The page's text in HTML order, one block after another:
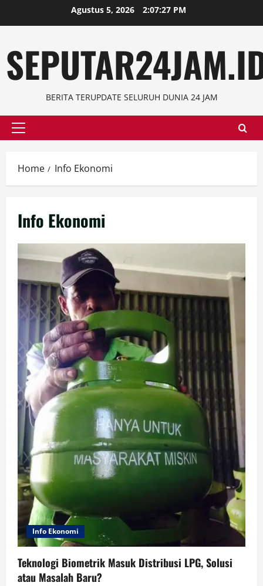
to
Agustus 5, 2026 2:07:28 PM
BERITA TERUPDATE SELURUH DUNIA 24 JAM
Primary
Home Info Ekonomi
Info Ekonomi
Info Ekonomi
Teknologi Biometrik Masuk Distribusi LPG, Solusi
atau Masalah Baru?